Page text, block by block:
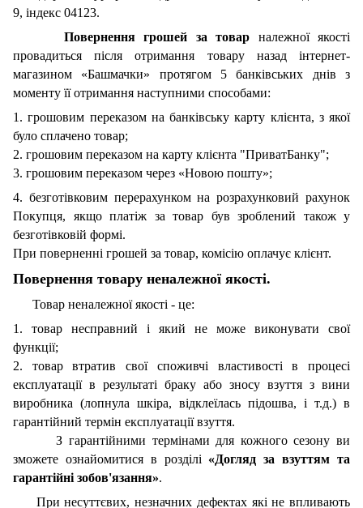
9, індекс 04123.
Повернення грошей за товар належної якості
провадиться після отримання товару назад інтернет-
магазином «Башмачки» протягом 5 банківських днів з
моменту її отримання наступними способами:
1. грошовим переказом на банківську карту клієнта, з якої
було сплачено товар;
2. грошовим переказом на карту клієнта "ПриватБанку";
3. грошовим переказом через «Новою пошту»;
4. безготівковим перерахунком на розрахунковий рахунок
Покупця, якщо платіж за товар був зроблений також у
безготівковій формі.
При поверненні грошей за товар, комісію оплачує клієнт.
Повернення товару неналежної якості.
Товар неналежної якості - це:
1. товар несправний і який не може виконувати свої
функції;
2. товар втратив свої споживчі властивості в процесі
експлуатації в результаті браку або зносу взуття з вини
виробника (лопнула шкіра, відклеїлась підошва, і т.д.) в
гарантійний термін експлуатації взуття.
З гарантійними термінами для кожного сезону ви
зможете ознайомитися в розділі «Догляд за взуттям та
гарантійні зобов'язання».
При несуттєвих, незначних дефектах які не впливають